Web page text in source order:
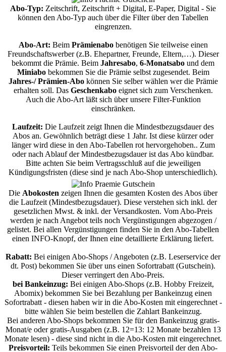
Abo-Typ: Zeitschrift, Zeitschrift + Digital, E-Paper, Digital - Sie
können den Abo-Typ auch über die Filter über den Tabellen
eingrenzen.
Abo-Art: Beim Prämienabobenötigen Sie teilweise einen
Freundschaftswerber (z.B. Ehepartner, Freunde, Eltern,…). Dieser
bekommt die Prämie. Beim Jahresabo, 6-Monatsabo und dem
Miniabobekommen Sie die Prämie selbst zugesendet. Beim
Jahres-/ Prämien-Abokönnen Sie selber wählen wer die Prämie
erhalten soll. Das Geschenkaboeignet sich zum Verschenken.
Auch die Abo-Art läßt sich über unsere Filter-Funktion
einschränken.
Laufzeit: Die Laufzeit zeigt Ihnen die Mindestbezugsdauer des
Abos an. Gewöhnlich beträgt diese 1 Jahr. Ist diese kürzer oder
länger wird diese in den Abo-Tabellen rot hervorgehoben.. Zum
oder nach Ablauf der Mindestbezugsdauer ist das Abo kündbar.
Bitte achten Sie beim Vertragsschluß auf die jeweiligen
Kündigungsfristen (diese sind je nach Abo-Shop unterschiedlich).
Die Abokosten zeigen Ihnen die gesamten Kosten des Abos über
die Laufzeit (Mindestbezugsdauer). Diese verstehen sich inkl. der
gesetzlichen Mwst. & inkl. der Versandkosten. Vom Abo-Preis
werden je nach Angebot teils noch Vergünstigungen abgezogen /
gelistet. Bei allen Vergünstigungen finden Sie in den Abo-Tabellen
einen INFO-Knopf, der Ihnen eine detaillierte Erklärung liefert.
Rabatt: Bei einigen Abo-Shops / Angeboten (z.B. Leserservice der
dt. Post) bekommen Sie über uns einen Sofortrabatt (Gutschein).
Dieser verringert den Abo-Preis.
bei Bankeinzug: Bei einigen Abo-Shops (z.B. Hobby Freizeit,
Abomix) bekommen Sie bei Bezahlung per Bankeinzug einen
Sofortrabatt - diesen haben wir in die Abo-Kosten mit eingerechnet -
bitte wählen Sie beim bestellen die Zahlart Bankeinzug.
Bei anderen Abo-Shops bekommen Sie für den Bankeinzug gratis-
Monat/e oder gratis-Ausgaben (z.B. 12=13: 12 Monate bezahlen 13
Monate lesen) - diese sind nicht in die Abo-Kosten mit eingerechnet.
Preisvorteil: Teils bekommen Sie einen Preisvorteil der den Abo-